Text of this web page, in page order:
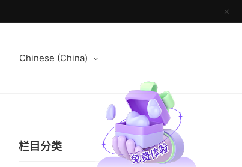
✕
Chinese (China)
栏目分类